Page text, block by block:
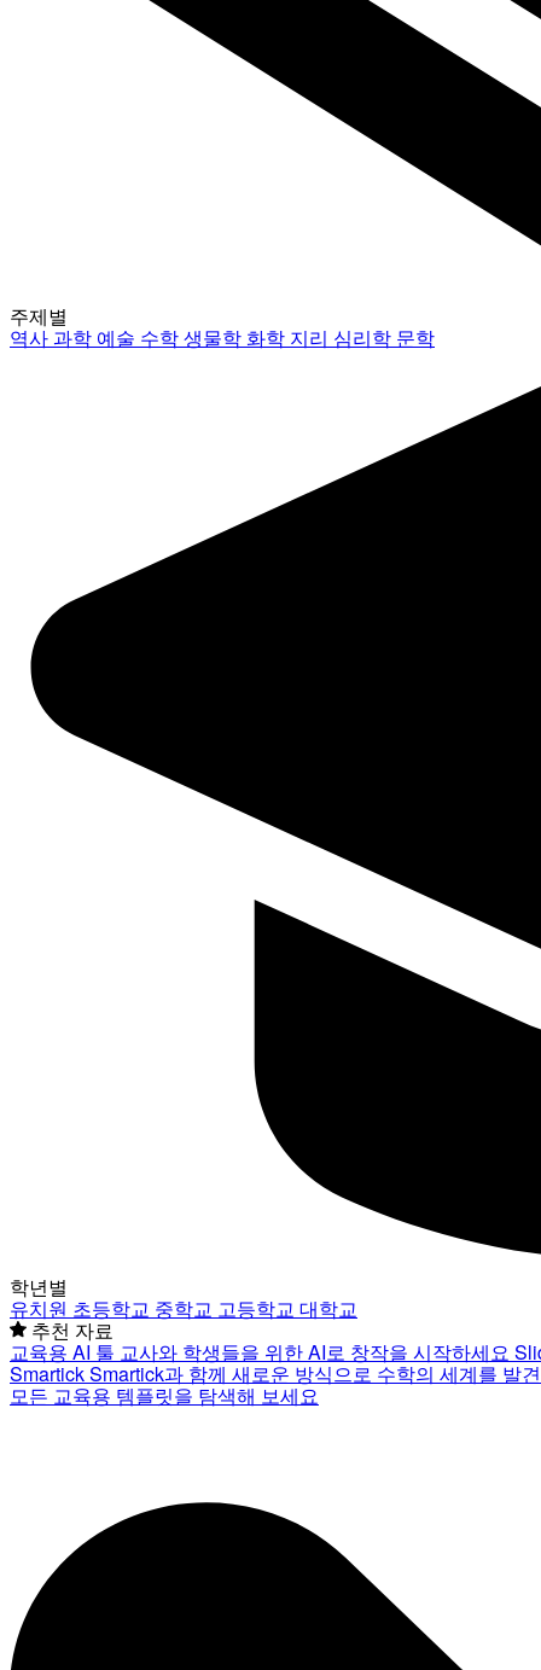
주제별
역사과학 예술 수학생물학 화학 지리 심리학 문학
학년별
유치원 초등학교 중학교 고등학교 대학교
추천 자료
교육용 AI 툴 교사와 학생들을 위한 AI로 창작을 시작하세요
SmartickSmartick과 함께 새로운 방식으로 수학의 세계를 발
모든 교육용 템플릿을 탐색해 보세요